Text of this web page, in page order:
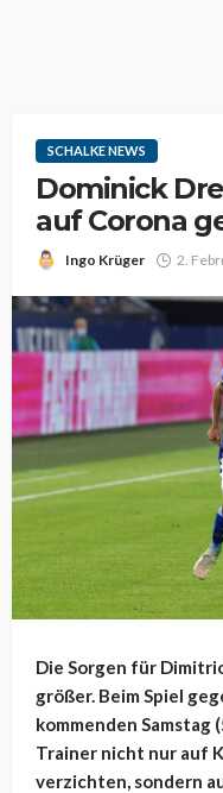
SCHALKE NEWS
Dominick
auf Corona
Ingo Krüger 2.
Die Sorgen für
größer. Beim Spiel
kommenden Samstag
Trainer nicht nur auf
verzichten, sondern